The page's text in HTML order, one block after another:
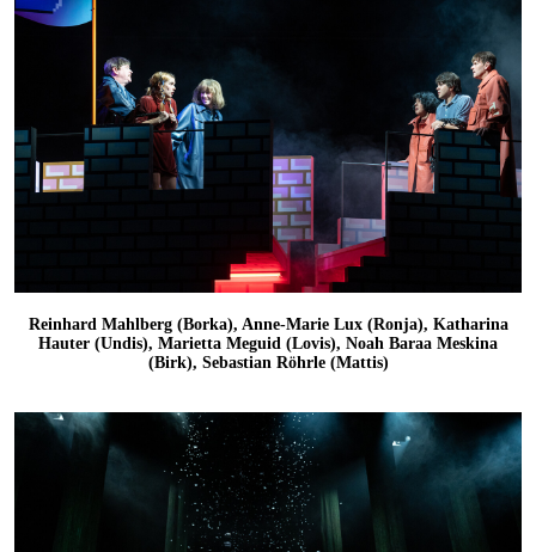
Reinhard Mahlberg (Borka), Anne-Marie Lux (Ronja), Katharina
Hauter (Undis), Marietta Meguid (Lovis), Noah Baraa Meskina
(Birk), Sebastian Röhrle (Mattis)